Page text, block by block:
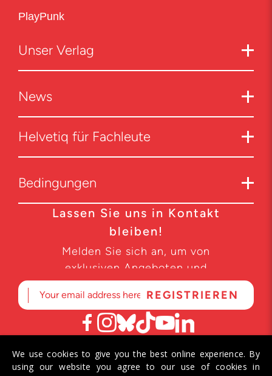
PlayPunk
Unser Verlag
News
Helvetiq für Fachleute
Bedingungen
Lassen Sie uns in Kontakt
bleiben!
Melden Sie sich an, um von
exklusiven Angeboten und
Produktneuheiten zu erfahren.
© 2026 Helvetiq SA. Alle Rechte vorbehalten.
We use cookies to give you the best online experience. By
using our website you agree to our use of cookies in